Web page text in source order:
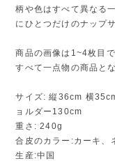
柄や色はすべて異なる
にひとつだけのナップサ
商品の画像は1~4枚目で
すべて一点物の商品と
サイズ: 縦36cm 横
ョルダー130cm
重さ: 240g
合皮のカラー:カーキ、
生産:中国